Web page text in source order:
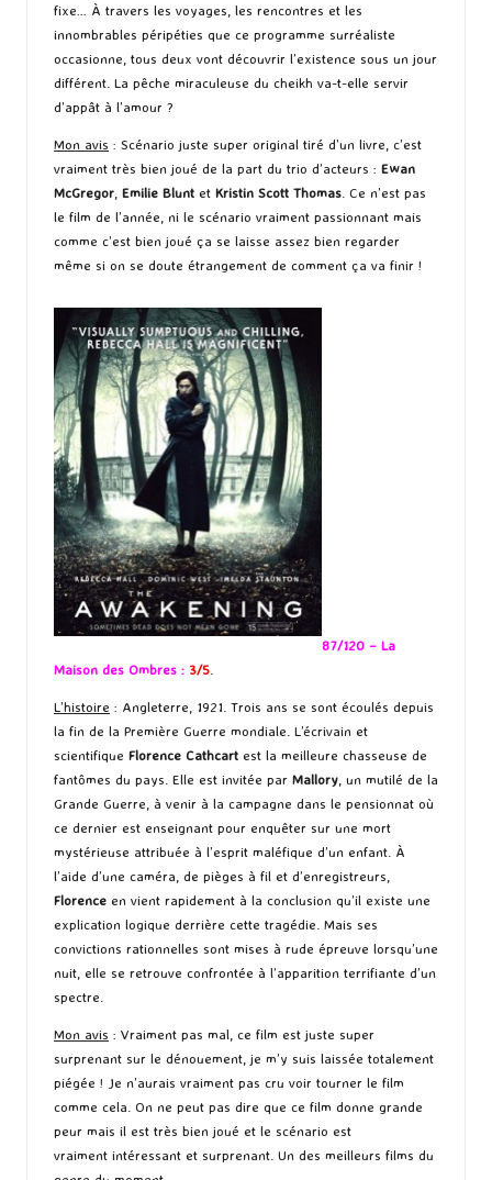
fixe… À travers les voyages, les rencontres et les
innombrables péripéties que ce programme surréaliste
occasionne, tous deux vont découvrir l’existence sous un jour
différent. La pêche miraculeuse du cheikh va-t-elle servir
d’appât à l’amour ?
Mon avis : Scénario juste super original tiré d’un livre, c’est
vraiment très bien joué de la part du trio d’acteurs : Ewan
McGregor, Emilie Blunt et Kristin Scott Thomas. Ce n’est pas
le film de l’année, ni le scénario vraiment passionnant mais
comme c’est bien joué ça se laisse assez bien regarder
même si on se doute étrangement de comment ça va finir !
87/120 – La
Maison des Ombres : 3/5
L’histoire : Angleterre, 1921. Trois ans se sont écoulés depuis
la fin de la Première Guerre mondiale. L’écrivain et
scientifique Florence Cathcart est la meilleure chasseuse de
fantômes du pays. Elle est invitée par Mallory , un mutilé de la
Grande Guerre, à venir à la campagne dans le pensionnat où
ce dernier est enseignant pour enquêter sur une mort
mystérieuse attribuée à l’esprit maléfique d’un enfant. À
l’aide d’une caméra, de pièges à fil et d’enregistreurs,
Florence en vient rapidement à la conclusion qu’il existe une
explication logique derrière cette tragédie. Mais ses
convictions rationnelles sont mises à rude épreuve lorsqu’une
nuit, elle se retrouve confrontée à l’apparition terrifiante d’un
spectre.
Mon avis : Vraiment pas mal, ce film est juste super
surprenant sur le dénouement, je m’y suis laissée totalement
piégée ! Je n’aurais vraiment pas cru voir tourner le film
comme cela. On ne peut pas dire que ce film donne grande
peur mais il est très bien joué et le scénario est
vraiment intéressant et surprenant. Un des meilleurs films du